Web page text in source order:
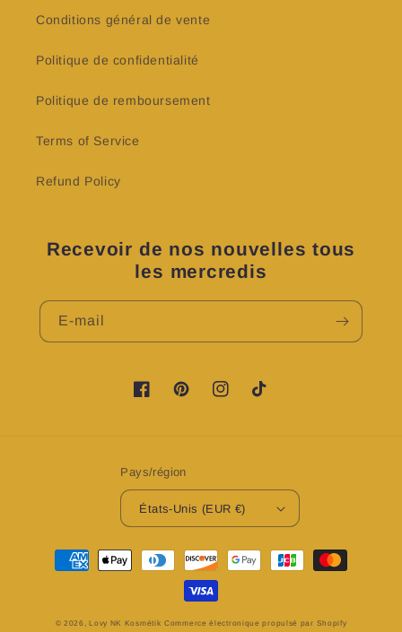
Conditions général de vente
Politique de confidentialité
Politique de remboursement
Terms of Service
Refund Policy
Recevoir de nos nouvelles tous
les mercredis
E-mail
https://www.facebook.com/profile.php?
https://www.pinterest.fr/
https://www.instagram.com/
TikTok
Pays/région
États-Unis (EUR €)
Moyens
© 2026,Lovy NK Kosmétik Commerce électronique propulsé par Shopify